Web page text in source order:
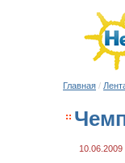
Главная /
10.06.2009